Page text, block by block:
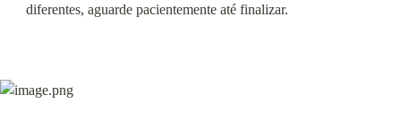
diferentes, aguarde pacientemente até finalizar.